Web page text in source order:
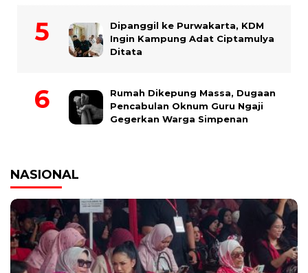
Dipanggil ke Purwakarta, KDM
Ingin Kampung Adat Ciptamulya
Ditata
Rumah Dikepung Massa, Dugaan
Pencabulan Oknum Guru Ngaji
Gegerkan Warga Simpenan
NASIONAL